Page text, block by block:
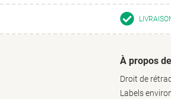
À propos
Droit de
Labels